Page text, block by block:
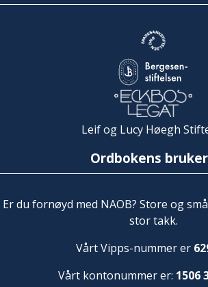
Leif og Lucy Høegh
Ordbokens
Er du fornøyd med NAOB? Store og
stor takk.
Vårt Vipps-nummer er
Vårt kontonummer er: 1506